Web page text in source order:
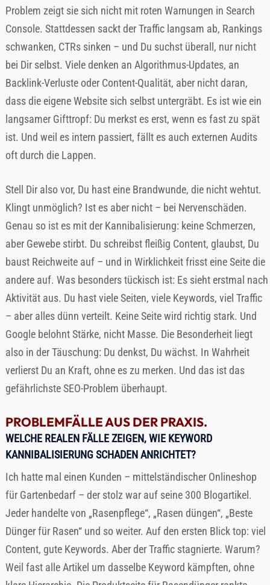
Problem zeigt sie sich nicht mit roten Warnungen in Search
Console. Stattdessen sackt der Traffic langsam ab, Rankings
schwanken, CTRs sinken – und Du suchst überall, nur nicht
bei Dir selbst. Viele denken an Algorithmus-Updates, an
Backlink-Verluste oder Content-Qualität, aber nicht daran,
dass die eigene Website sich selbst untergräbt. Es ist wie ein
langsamer Gifttropf: Du merkst es erst, wenn es fast zu spät
ist. Und weil es intern passiert, fällt es auch externen Audits
oft durch die Lappen.
Stell Dir also vor, Du hast eine Brandwunde, die nicht wehtut.
Klingt unmöglich? Ist es aber nicht – bei Nervenschäden.
Genau so ist es mit der Kannibalisierung: keine Schmerzen,
aber Gewebe stirbt. Du schreibst fleißig Content, glaubst, Du
baust Reichweite auf – und in Wirklichkeit frisst eine Seite die
andere auf. Was besonders tückisch ist: Es sieht erstmal nach
Aktivität aus. Du hast viele Seiten, viele Keywords, viel Traffic
– aber alles dünn verteilt. Keine Seite wird richtig stark. Und
Google belohnt Stärke, nicht Masse. Die Besonderheit liegt
also in der Täuschung: Du denkst, Du wächst. In Wahrheit
verlierst Du an Kraft, ohne es zu merken. Und das ist das
gefährlichste SEO-Problem überhaupt.
PROBLEMFÄLLE AUS DER PRAXIS.
WELCHE REALEN FÄLLE ZEIGEN, WIE KEYWORD
KANNIBALISIERUNG SCHADEN ANRICHTET?
Ich hatte mal einen Kunden – mittelständischer Onlineshop
für Gartenbedarf – der stolz war auf seine 300 Blogartikel.
Jeder handelte von „Rasenpflege“, „Rasen düngen“, „Beste
Dünger für Rasen“ und so weiter. Auf den ersten Blick top: viel
Content, gute Keywords. Aber der Traffic stagnierte. Warum?
Weil fast alle Artikel um dasselbe Keyword kämpften, ohne